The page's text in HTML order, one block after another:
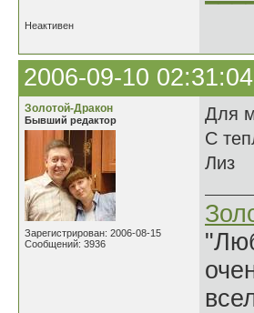
Неактивен
2006-09-10 02:31:04
Золотой-Дракон
Бывший редактор
Зарегистрирован: 2006-08-15
Сообщений: 3936
Для
С
Лиз